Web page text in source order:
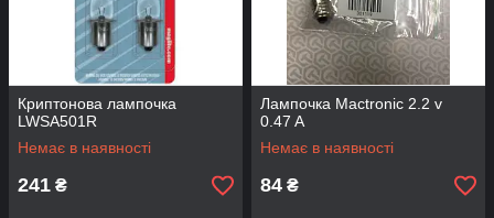
Криптонова лампочка
LWSA501R
Немає в наявності
241 ₴
Лампочка Mactronic 2.2 v
0.47 A
Немає в наявності
84 ₴